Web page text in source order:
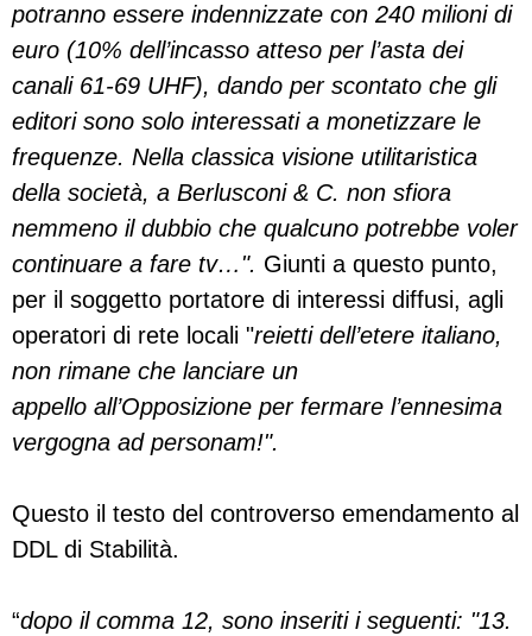
potranno essere indennizzate con 240 milioni di
euro (10% dell’incasso atteso per l’asta dei
canali 61-69 UHF), dando per scontato che gli
editori sono solo interessati a monetizzare le
frequenze. Nella classica visione utilitaristica
della società, a Berlusconi & C. non sfiora
nemmeno il dubbio che qualcuno potrebbe voler
continuare a fare tv…". Giunti a questo punto,
per il soggetto portatore di interessi diffusi, agli
operatori di rete locali "reietti dell’etere italiano,
non rimane che lanciare un
appello all’Opposizione per fermare l’ennesima
vergogna ad personam!".
Questo il testo del controverso emendamento al
DDL di Stabilità.
“dopo il comma 12, sono inseriti i seguenti: "13.